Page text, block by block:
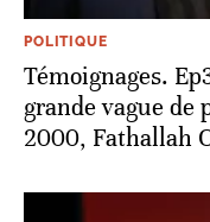
POLITIQUE
Témoignages.
grande vague de
2000, Fathallah